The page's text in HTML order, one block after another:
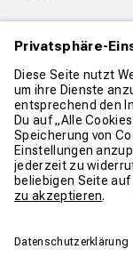
SERVICE & SUPPORT
KONTAKT